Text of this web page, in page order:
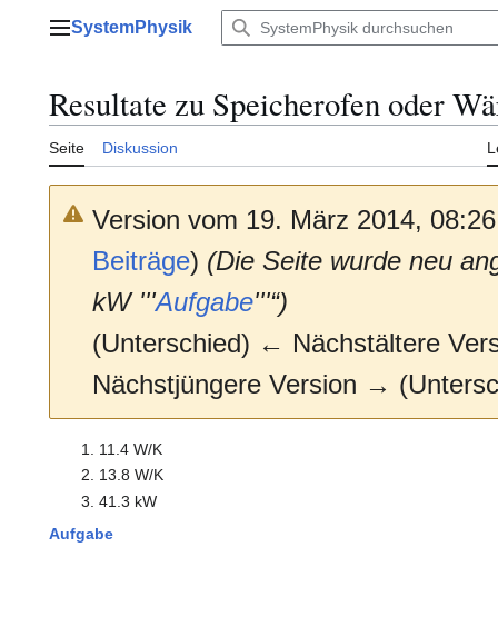
Hauptmenü
SystemPhysik
Resultate zu Speicherofen oder
Seite Diskussion
Version vom 19. März 2014,
Beiträge) (Die Seite wurde neu
kW '''Aufgabe'''“)
(Unterschied) ← Nächstältere
Nächstjüngere Version →
11.4 W/K
13.8 W/K
41.3 kW
Aufgabe